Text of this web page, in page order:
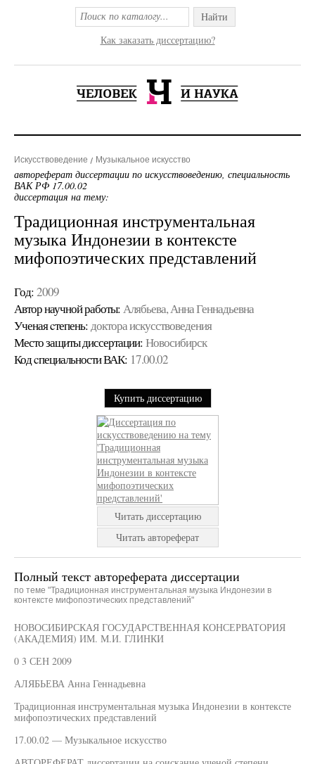
Найти
Как заказать диссертацию?
Искусствоведение Музыкальное искусство
автореферат диссертации по искусствоведению, специальность
ВАК РФ 17.00.02
диссертация на тему:
Традиционная инструментальная
музыка Индонезии в контексте
мифопоэтических представлений
Год: 2009
Автор научной работы: Алябьева, Анна Геннадьевна
Ученая cтепень: доктора искусствоведения
Место защиты диссертации: Новосибирск
Код cпециальности ВАК: 17.00.02
Купить диссертацию
Читать диссертацию
Читать автореферат
Полный текст автореферата диссертации
по теме "Традиционная инструментальная музыка Индонезии в
контексте мифопоэтических представлений"
НОВОСИБИРСКАЯ ГОСУДАРСТВЕННАЯ КОНСЕРВАТОРИЯ
(АКАДЕМИЯ) ИМ. М.И. ГЛИНКИ
0 3 СЕН 2009
АЛЯБЬЕВА Анна Геннадьевна
Традиционная инструментальная музыка Индонезии в контексте
мифопоэтических представлений
17.00.02 — Музыкальное искусство